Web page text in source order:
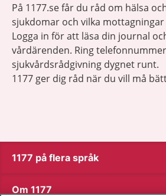
På 1177.se får du råd om hälsa
sjukdomar och vilka
Logga in för att läsa din journal
vårdärenden. Ring
sjukvårdsrådgivning dygnet runt.
1177 ger dig råd när du vill må
1177 på flera språk
Om 1177